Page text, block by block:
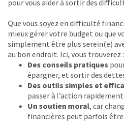
pour vous aider à sortir des
Que vous soyez en difficulté
mieux gérer votre budget ou que
simplement être plus serein(e)
au bon endroit. Ici, vous trouverez :
Des conseils pratiques
épargner, et sortir des
Des outils simples et
passer à l’action rapidement.
Un soutien moral, car
financières peut parfois